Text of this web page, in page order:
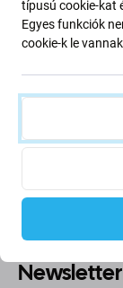
Going
dioxid-
alakítjuk át
csökkentése
További
típusú cookie-kat
Egyes funkciók
cookie-k le